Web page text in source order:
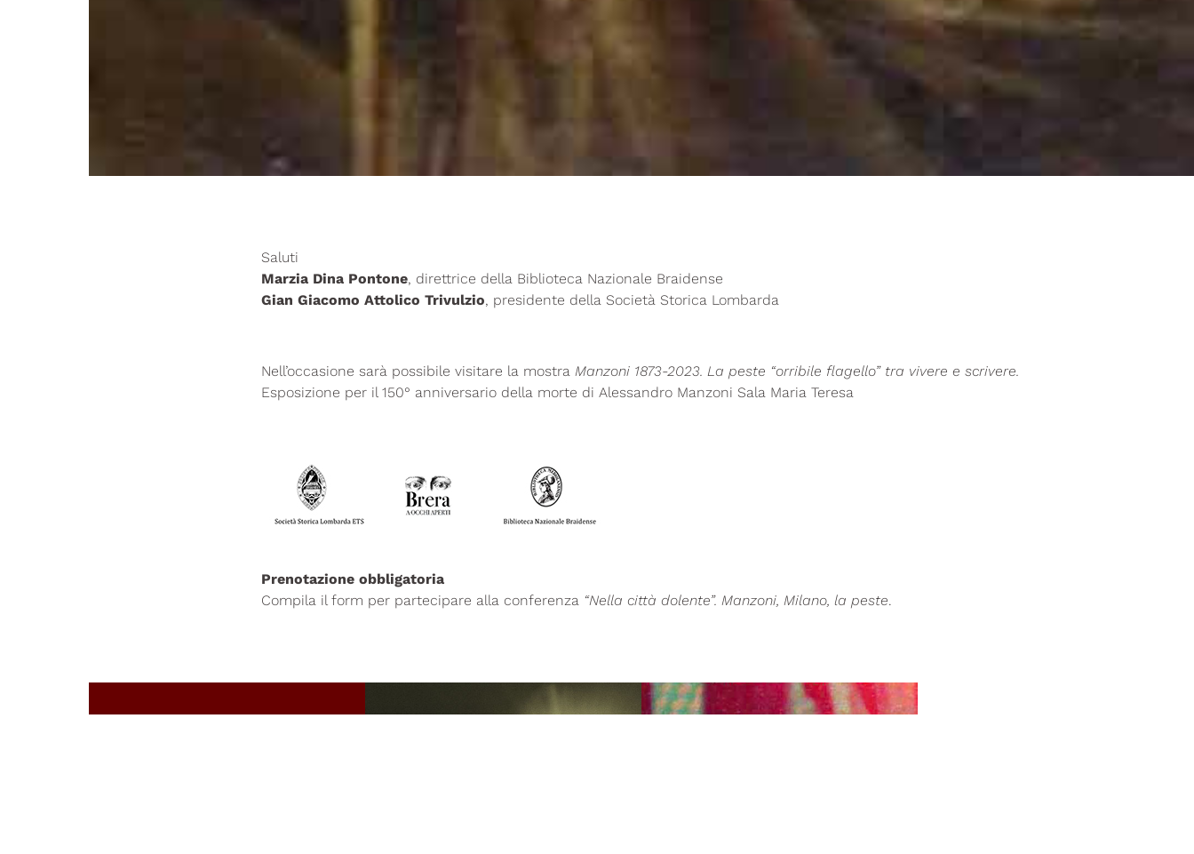
Saluti
Marzia Dina Pontone, direttrice della Biblioteca Nazionale Braidense
Gian Giacomo Attolico Trivulzio, presidente della Società Storica Lombarda
Nell’occasione sarà possibile visitare la mostra Manzoni 1873-2023. La peste “orribile flagello” tra vivere e scrivere.
Esposizione per il 150° anniversario della morte di Alessandro Manzoni Sala Maria Teresa
Prenotazione obbligatoria
Compila il form per partecipare alla conferenza “Nella città dolente”. Manzoni, Milano, la peste.